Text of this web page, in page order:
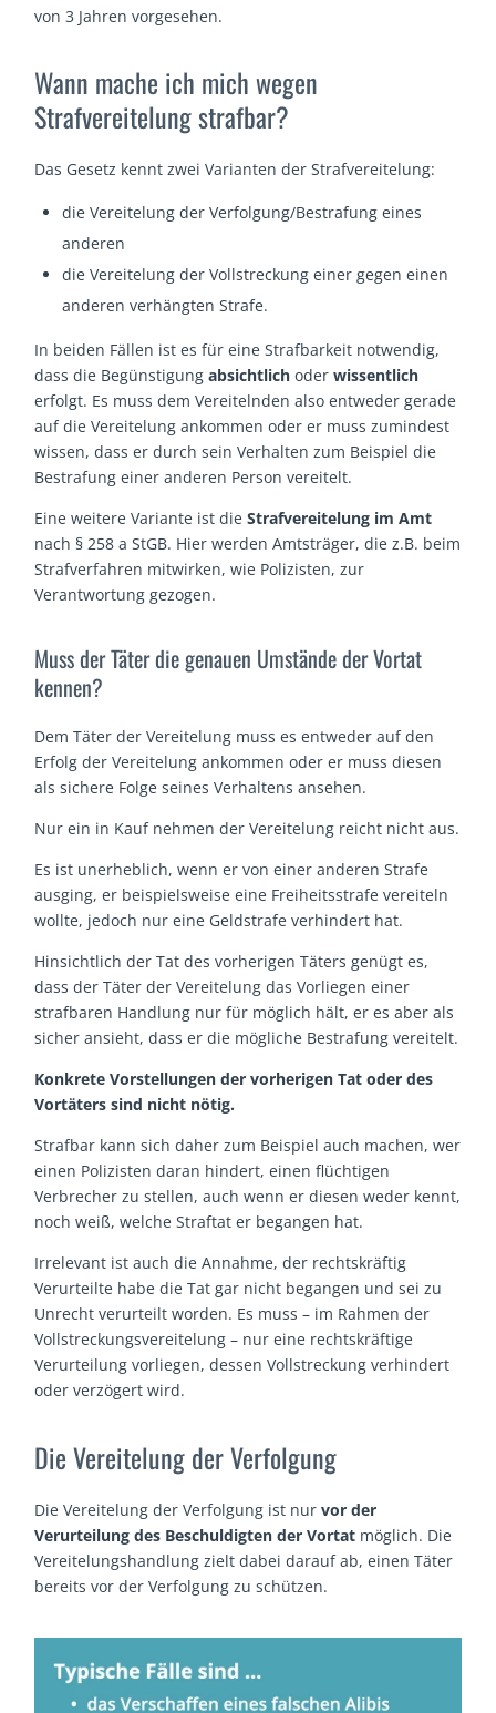
von 3 Jahren vorgesehen.
Wann mache ich mich wegen
Strafvereitelung strafbar?
Das Gesetz kennt zwei Varianten der Strafvereitelung:
die Vereitelung der Verfolgung/Bestrafung eines
anderen
die Vereitelung der Vollstreckung einer gegen einen
anderen verhängten Strafe.
In beiden Fällen ist es für eine Strafbarkeit notwendig,
dass die Begünstigungabsichtlich oderwissentlich
erfolgt. Es muss dem Vereitelnden also entweder gerade
auf die Vereitelung ankommen oder er muss zumindest
wissen, dass er durch sein Verhalten zum Beispiel die
Bestrafung einer anderen Person vereitelt.
Eine weitere Variante ist dieStrafvereitelung im Amt
nach § 258 a StGB. Hier werden Amtsträger, die z.B. beim
Strafverfahren mitwirken, wie Polizisten, zur
Verantwortung gezogen.
Muss der Täter die genauen Umstände der Vortat
kennen?
Dem Täter der Vereitelung muss es entweder auf den
Erfolg der Vereitelung ankommen oder er muss diesen
als sichere Folge seines Verhaltens ansehen.
Nur ein in Kauf nehmen der Vereitelung reicht nicht aus.
Es ist unerheblich, wenn er von einer anderen Strafe
ausging, er beispielsweise eine Freiheitsstrafe vereiteln
wollte, jedoch nur eine Geldstrafe verhindert hat.
Hinsichtlich der Tat des vorherigen Täters genügt es,
dass der Täter der Vereitelung das Vorliegen einer
strafbaren Handlung nur für möglich hält, er es aber als
sicher ansieht, dass er die mögliche Bestrafung vereitelt.
Konkrete Vorstellungen der vorherigen Tat oder des
Vortäters sind nicht nötig.
Strafbar kann sich daher zum Beispiel auch machen, wer
einen Polizisten daran hindert, einen flüchtigen
Verbrecher zu stellen, auch wenn er diesen weder kennt,
noch weiß, welche Straftat er begangen hat.
Irrelevant ist auch die Annahme, der rechtskräftig
Verurteilte habe die Tat gar nicht begangen und sei zu
Unrecht verurteilt worden. Es muss – im Rahmen der
Vollstreckungsvereitelung – nur eine rechtskräftige
Verurteilung vorliegen, dessen Vollstreckung verhindert
oder verzögert wird.
Die Vereitelung der Verfolgung
Die Vereitelung der Verfolgung ist nurvor der
Verurteilung des Beschuldigten der Vortat möglich. Die
Vereitelungshandlung zielt dabei darauf ab, einen Täter
bereits vor der Verfolgung zu schützen.